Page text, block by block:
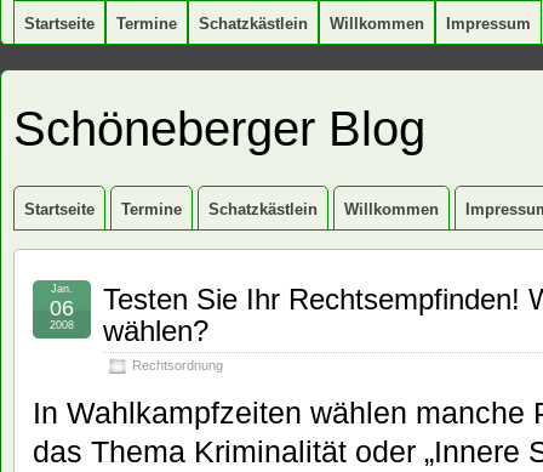
Startseite Termine Schatzkästlein Willkommen Impressum
Schöneberger Blog
Startseite Termine Schatzkästlein Willkommen
Testen Sie Ihr Rechtsempfinden!
wählen?
Rechtsordnung
Jan.
06
2008
In Wahlkampfzeiten wählen manche
das Thema Kriminalität oder „Innere